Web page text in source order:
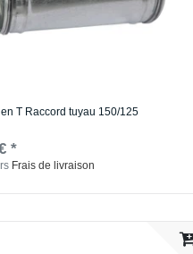
T Raccord tuyau 150/125
*
Frais de livraison